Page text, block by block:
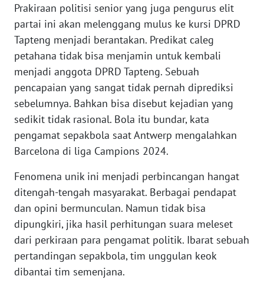
Prakiraan politisi senior yang juga pengurus elit
partai ini akan melenggang mulus ke kursi DPRD
Tapteng menjadi berantakan. Predikat caleg
petahana tidak bisa menjamin untuk kembali
menjadi anggota DPRD Tapteng. Sebuah
pencapaian yang sangat tidak pernah diprediksi
sebelumnya. Bahkan bisa disebut kejadian yang
sedikit tidak rasional. Bola itu bundar, kata
pengamat sepakbola saat Antwerp mengalahkan
Barcelona di liga Campions 2024.
Fenomena unik ini menjadi perbincangan hangat
ditengah-tengah masyarakat. Berbagai pendapat
dan opini bermunculan. Namun tidak bisa
dipungkiri, jika hasil perhitungan suara meleset
dari perkiraan para pengamat politik. Ibarat sebuah
pertandingan sepakbola, tim unggulan keok
dibantai tim semenjana.
WN
SUMBAR
WN
SUMSEL
WN
JATENG
WN
NUSANTARA